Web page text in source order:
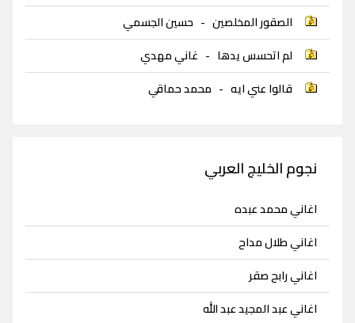
الصقور المخلصين - حسين الجسمي
لم اتحسس يدها - غاني مهدي
قالوا عني ايه - محمد حماقي
نجوم الخليج العربي
اغاني محمد عبده
اغاني طلال مداح
اغاني رابح صقر
اغاني عبد المجيد عبد الله